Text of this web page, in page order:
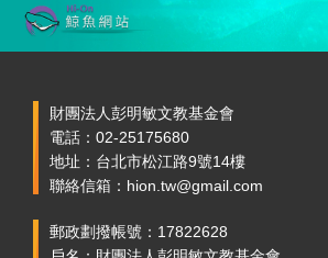
財團法人彭明敏文教基金會
電話：02-25175680
地址：台北市松江路9號14樓
聯絡信箱：hion.tw@gmail.com
郵政劃撥帳號：17822628